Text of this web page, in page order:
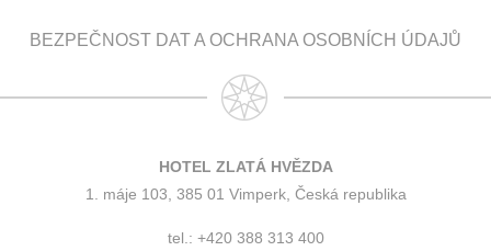
BEZPEČNOST DAT A OCHRANA OSOBNÍCH ÚDAJŮ
HOTEL ZLATÁ HVĚZDA
1. máje 103, 385 01 Vimperk, Česká republika
tel.: +420 388 313 400